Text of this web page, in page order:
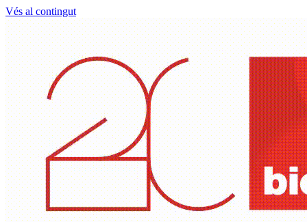
Vés al contingut